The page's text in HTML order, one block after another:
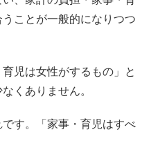
ことが一般的になりつつ
児は女性がするもの」と
くありません。
す。「家事・育児はすべ